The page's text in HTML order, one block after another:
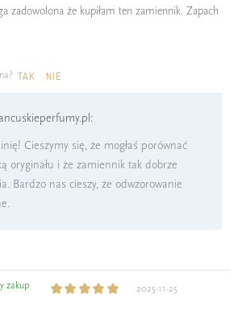
zadowolona że kupiłam ten zamiennik. Zapach
TAK NIE
Cieszymy się, że mogłaś porównać
oryginału i że zamiennik tak dobrze
Bardzo nas cieszy, że odwzorowanie
zakup 2025-11-25